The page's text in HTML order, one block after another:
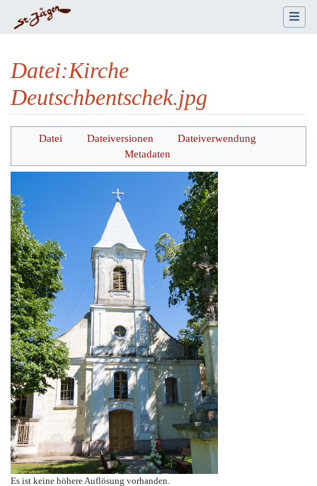
Datei:Kirche
Deutschbentschek.jpg
Wechseln zu: Navigation,Suche
Datei Dateiversionen
Dateiverwendung
Metadaten
Es ist keine höhere Auflösung vorhanden.